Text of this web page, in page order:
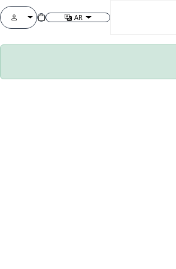
AR
تغيير اللغة قائمة الحساب